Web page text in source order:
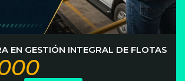
EN GESTIÓN INTEGRAL DE FLOTAS